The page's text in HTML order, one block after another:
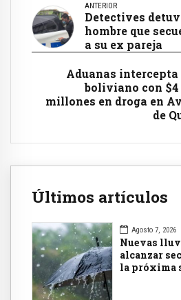
ANTERIOR
Detectives
hombre que
a su ex pareja
Aduanas
boliviano con
millones en droga en
de
Últimos artículos
Agosto 7, 2026
Nuevas
alcanzar
la próxima